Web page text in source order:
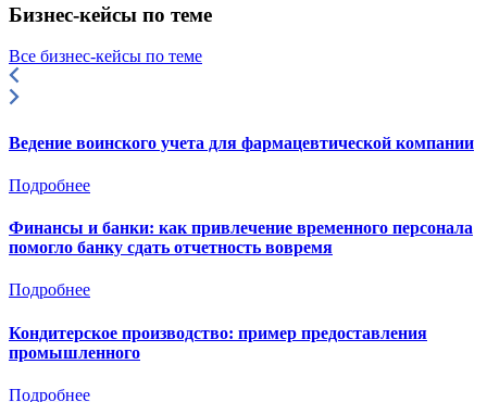
Бизнес-кейсы по теме
Все бизнес-кейсы по теме
Ведение воинского учета для фармацевтической компании
Подробнее
Финансы и банки: как привлечение временного персонала
помогло банку сдать отчетность вовремя
Подробнее
Кондитерское производство: пример предоставления
промышленного
Подробнее